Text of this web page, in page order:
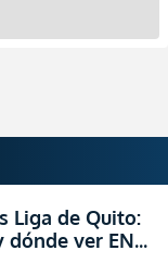
Liga de Quito:
dónde ver EN